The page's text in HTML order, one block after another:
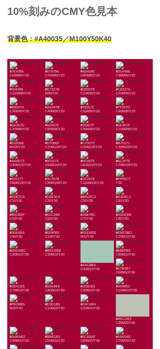
10%刻みのCMY色見本
背景色：#A40035／M100Y50K40
#7E4985
C60M80Y20
#674786
C70M80Y20
#4D4586
C80M80Y20
#2D4486
C90M80Y20
#004386
C100M80Y20
#E73278
M90Y20
#D83279
C10M90Y20
#C8337A
C20M90Y20
#B8347A
C30M90Y20
#A6347B
C40M90Y20
#93357C
C50M90Y20
#7F357D
C60M90Y20
#6A357D
C70M90Y20
#52357E
C80M90Y20
#36357F
C90M90Y20
#0E357F
C100M90Y20
#E5006E
M100Y20
#D7006F
C10M100Y20
#C70070
C20M100Y20
#B70171
C30M100Y20
#A60D73
C40M100Y20
#931574
C50M100Y20
#801B75
C60M100Y20
#6C1F76
C70M100Y20
#552277
C80M100Y20
#3C2578
C90M100Y20
#1E2678
C100M100Y20
#FFFBC7
Y30
#EDF2C5
C10Y30
#D6E9C4
C20Y30
#BEDFC2
C30Y30
#A4D6C1
C40Y30
#85CBBF
C50Y30
#61C1BE
C60Y30
#26B7BC
C70Y30
#00AEBB
C80Y30
#00A6BA
C90Y30
#009FB9
C100Y30
#FEEBBE
M10Y30
#EBE3BD
C10M10Y30
#D5DABC
C20M10Y30
#BED2BB
C30M10Y30
#A5C8BA
C40M10Y30
#88BFB8
C50M10Y30
#67B5B7
C60M10Y30
#38ACB5
C70M10Y30
#00A4B4
C80M10Y30
#009CB3
C90M10Y30
#0096B2
C100M10Y30
#FBD8B5
M20Y30
#E9D1B5
C10M20Y30
#D4CAB4
C20M20Y30
#BEC2B3
C30M20Y30
#A6BAB2
C40M20Y30
#8BB1B0
C50M20Y30
#6CA8AF
C60M20Y30
#44A0AE
C70M20Y30